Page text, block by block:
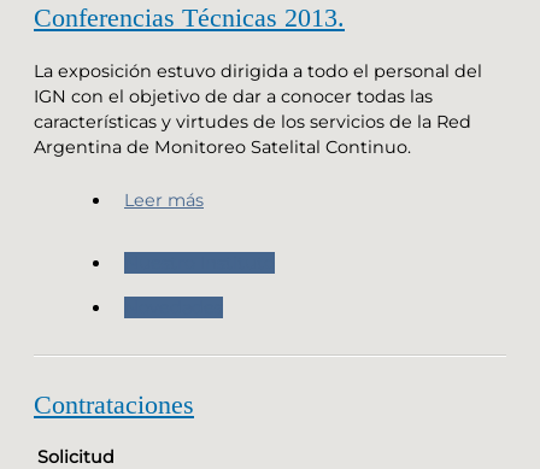
Conferencias Técnicas 2013.
La exposición estuvo dirigida a todo el personal del
IGN con el objetivo de dar a conocer todas las
características y virtudes de los servicios de la Red
Argentina de Monitoreo Satelital Continuo.
Leer más
Contrataciones
Solicitud